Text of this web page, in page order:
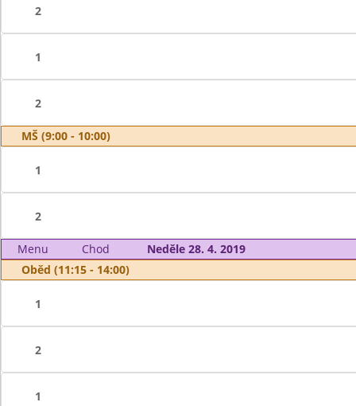
2
1
2
MŠ (9:00 - 10:00)
1
2
Menu Chod
Neděle 28. 4. 2019
Oběd (11:15 - 14:00)
1
2
1